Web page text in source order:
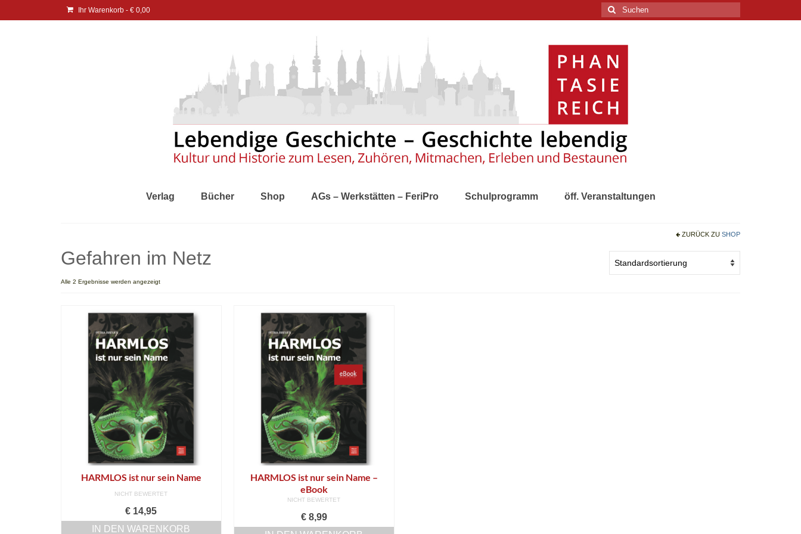
Ihr Warenkorb - € 0,00
Suchen
nach:
Verlag Bücher Shop AGs – Werkstätten – FeriPro Schulprogramm öff. Veranstaltungen
ZURÜCK ZU SHOP
Gefahren im Netz
Alle 2 Ergebnisse werden angezeigt
HARMLOS ist nur sein Name
NICHT BEWERTET
€ 14,95
IN DEN WARENKORB
HARMLOS ist nur sein Name –
eBook
NICHT BEWERTET
€8,99